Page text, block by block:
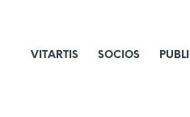
VITARTIS SOCIOS